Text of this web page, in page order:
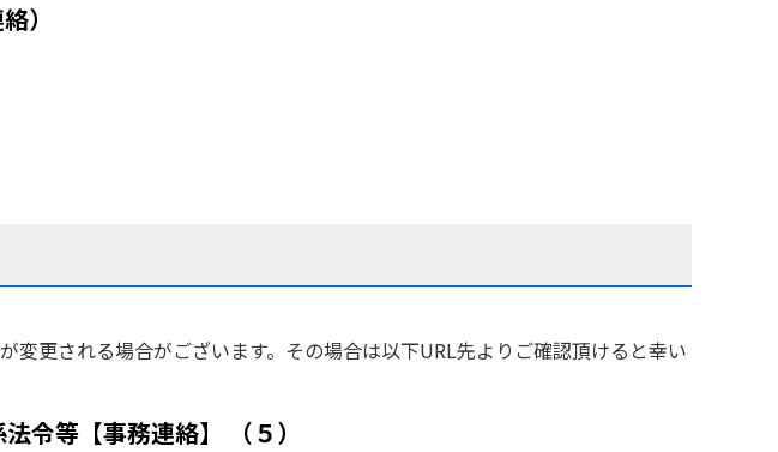
）
更される場合がございます。その場合は以下URL先よりご確認頂けると幸い
令等【事務連絡】 （５）